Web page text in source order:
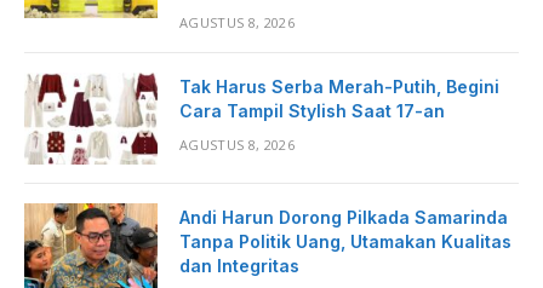
AGUSTUS 8, 2026
Tak Harus Serba Merah-Putih, Begini
Cara Tampil Stylish Saat 17-an
AGUSTUS 8, 2026
Andi Harun Dorong Pilkada Samarinda
Tanpa Politik Uang, Utamakan Kualitas
dan Integritas